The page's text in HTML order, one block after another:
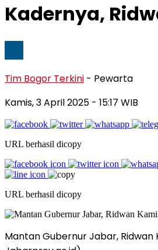
Kadernya,
Tim Bogor Terkini - Pewarta
Kamis, 3 April 2025 - 15:17 WIB
URL berhasil dicopy
URL berhasil dicopy
Mantan Gubernur Jabar, Ridwan